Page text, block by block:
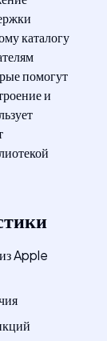
каталогу
помогут
и
Apple